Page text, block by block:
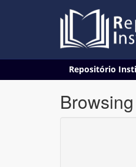
Repositório